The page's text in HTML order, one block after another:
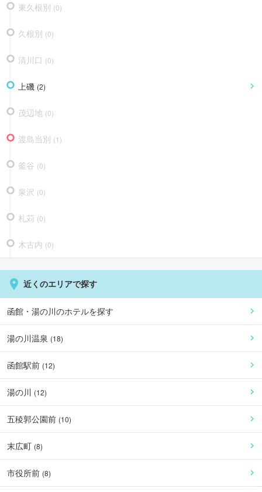
東久根別 (0)
久根別 (0)
清川口 (0)
上磯 (2)
茂辺地 (0)
渡島当別 (1 )
釜谷 (0)
泉沢 (0)
札苅 (0)
木古内 (0)
近くのエリアで探す
函館・湯の川のホテルを探す
湯の川温泉 (18)
函館駅前 (12)
湯の川 (12)
五稜郭公園前 (10)
末広町 (8)
市役所前 (8)